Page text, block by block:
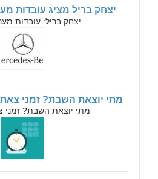
יצחק בריל מציג עובדות
יצחק בריל: עובדות
מתי יוצאת השבת? זמני
מתי יוצאת השבת? זמני